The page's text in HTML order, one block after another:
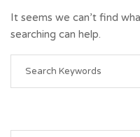
It seems we can’t find
searching can help.